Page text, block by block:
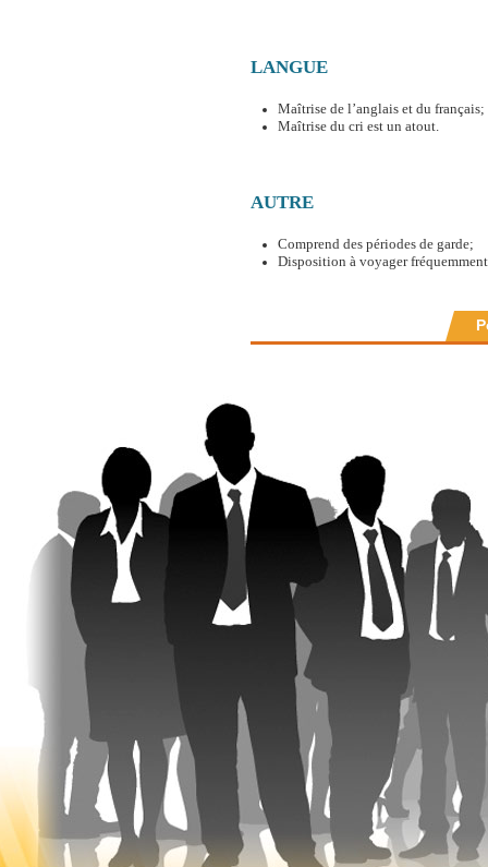
LANGUE
Maîtrise de l’anglais et du français;
Maîtrise du cri est un atout.
AUTRE
Comprend des périodes de garde;
Disposition à voyager